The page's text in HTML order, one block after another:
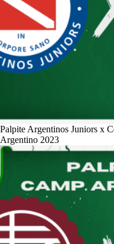
Palpite Argentinos Juniors x
Argentino 2023